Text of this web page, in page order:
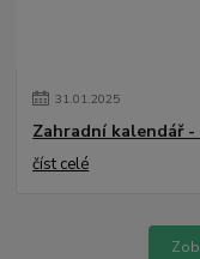
31.01.2025
Zahradní kalendář -
číst celé